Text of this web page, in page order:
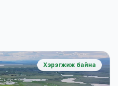
Хэрэгжиж байна